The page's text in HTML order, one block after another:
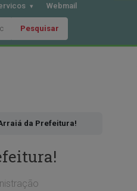
Webmail
Pesquisar
da Prefeitura!